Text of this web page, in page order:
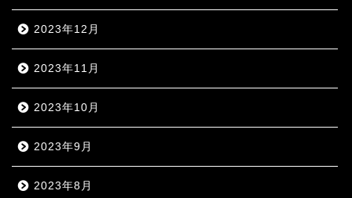
2023年12月
2023年11月
2023年10月
2023年9月
2023年8月